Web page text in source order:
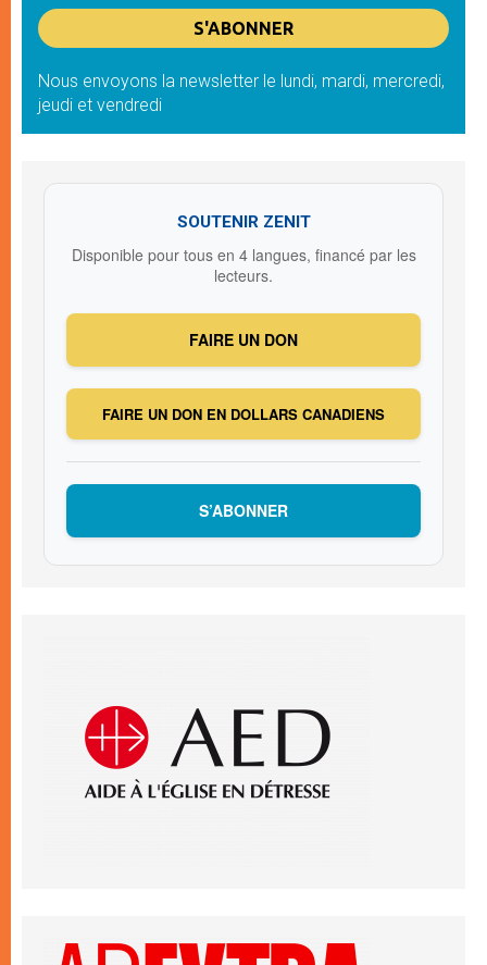
Nous envoyons la newsletter le lundi, mardi, mercredi,
jeudi et vendredi
SOUTENIR ZENIT
Disponible pour tous en 4 langues, financé par les
lecteurs.
FAIRE UN DON
FAIRE UN DON EN DOLLARS CANADIENS
S’ABONNER